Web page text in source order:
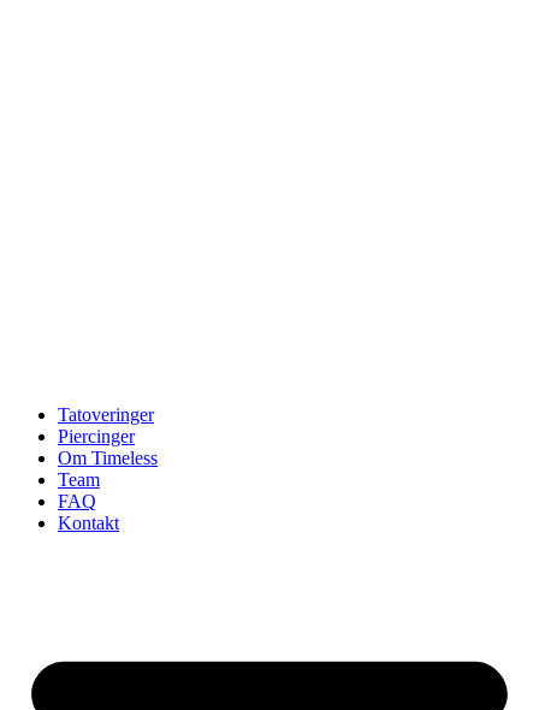
Tatoveringer
Piercinger
Om Timeless
Team
FAQ
Kontakt